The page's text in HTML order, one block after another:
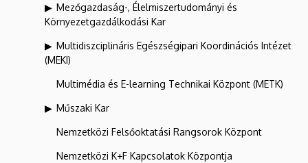
Mezőgazdaság-, Élelmiszertudományi és
Környezetgazdálkodási Kar
Multidiszciplináris Egészségipari Koordinációs Intézet
(MEKI)
Multimédia és E-learning Technikai Központ (METK)
Műszaki Kar
Nemzetközi Felsőoktatási Rangsorok Központ
Nemzetközi K+F Kapcsolatok Központja